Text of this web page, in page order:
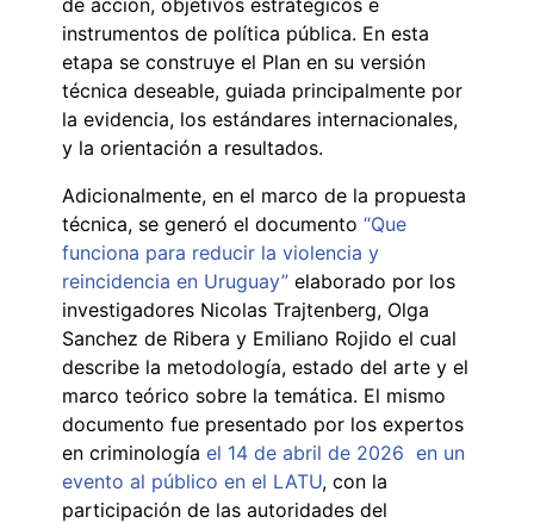
instrumentos de política pública. En esta
etapa se construye el Plan en su versión
técnica deseable, guiada principalmente por
la evidencia, los estándares internacionales,
y la orientación a resultados.
Adicionalmente, en el marco de la propuesta
técnica, se generó el documento “Que
funciona para reducir la violencia y
reincidencia en Uruguay” elaborado por los
investigadores Nicolas Trajtenberg, Olga
Sanchez de Ribera y Emiliano Rojido el cual
describe la metodología, estado del arte y el
marco teórico sobre la temática. El mismo
documento fue presentado por los expertos
en criminología el 14 de abril de 2026 en un
evento al público en el LATU, con la
participación de las autoridades del